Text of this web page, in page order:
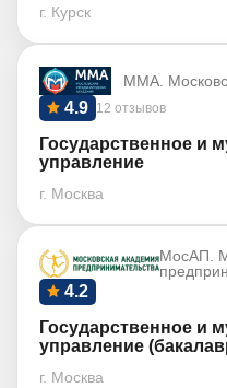
г. Курск
ММА.
12 отзывов
4.9
Государственное и
управление
г. Москва
МосАП.
4.2
Государственное и
управление
г. Москва